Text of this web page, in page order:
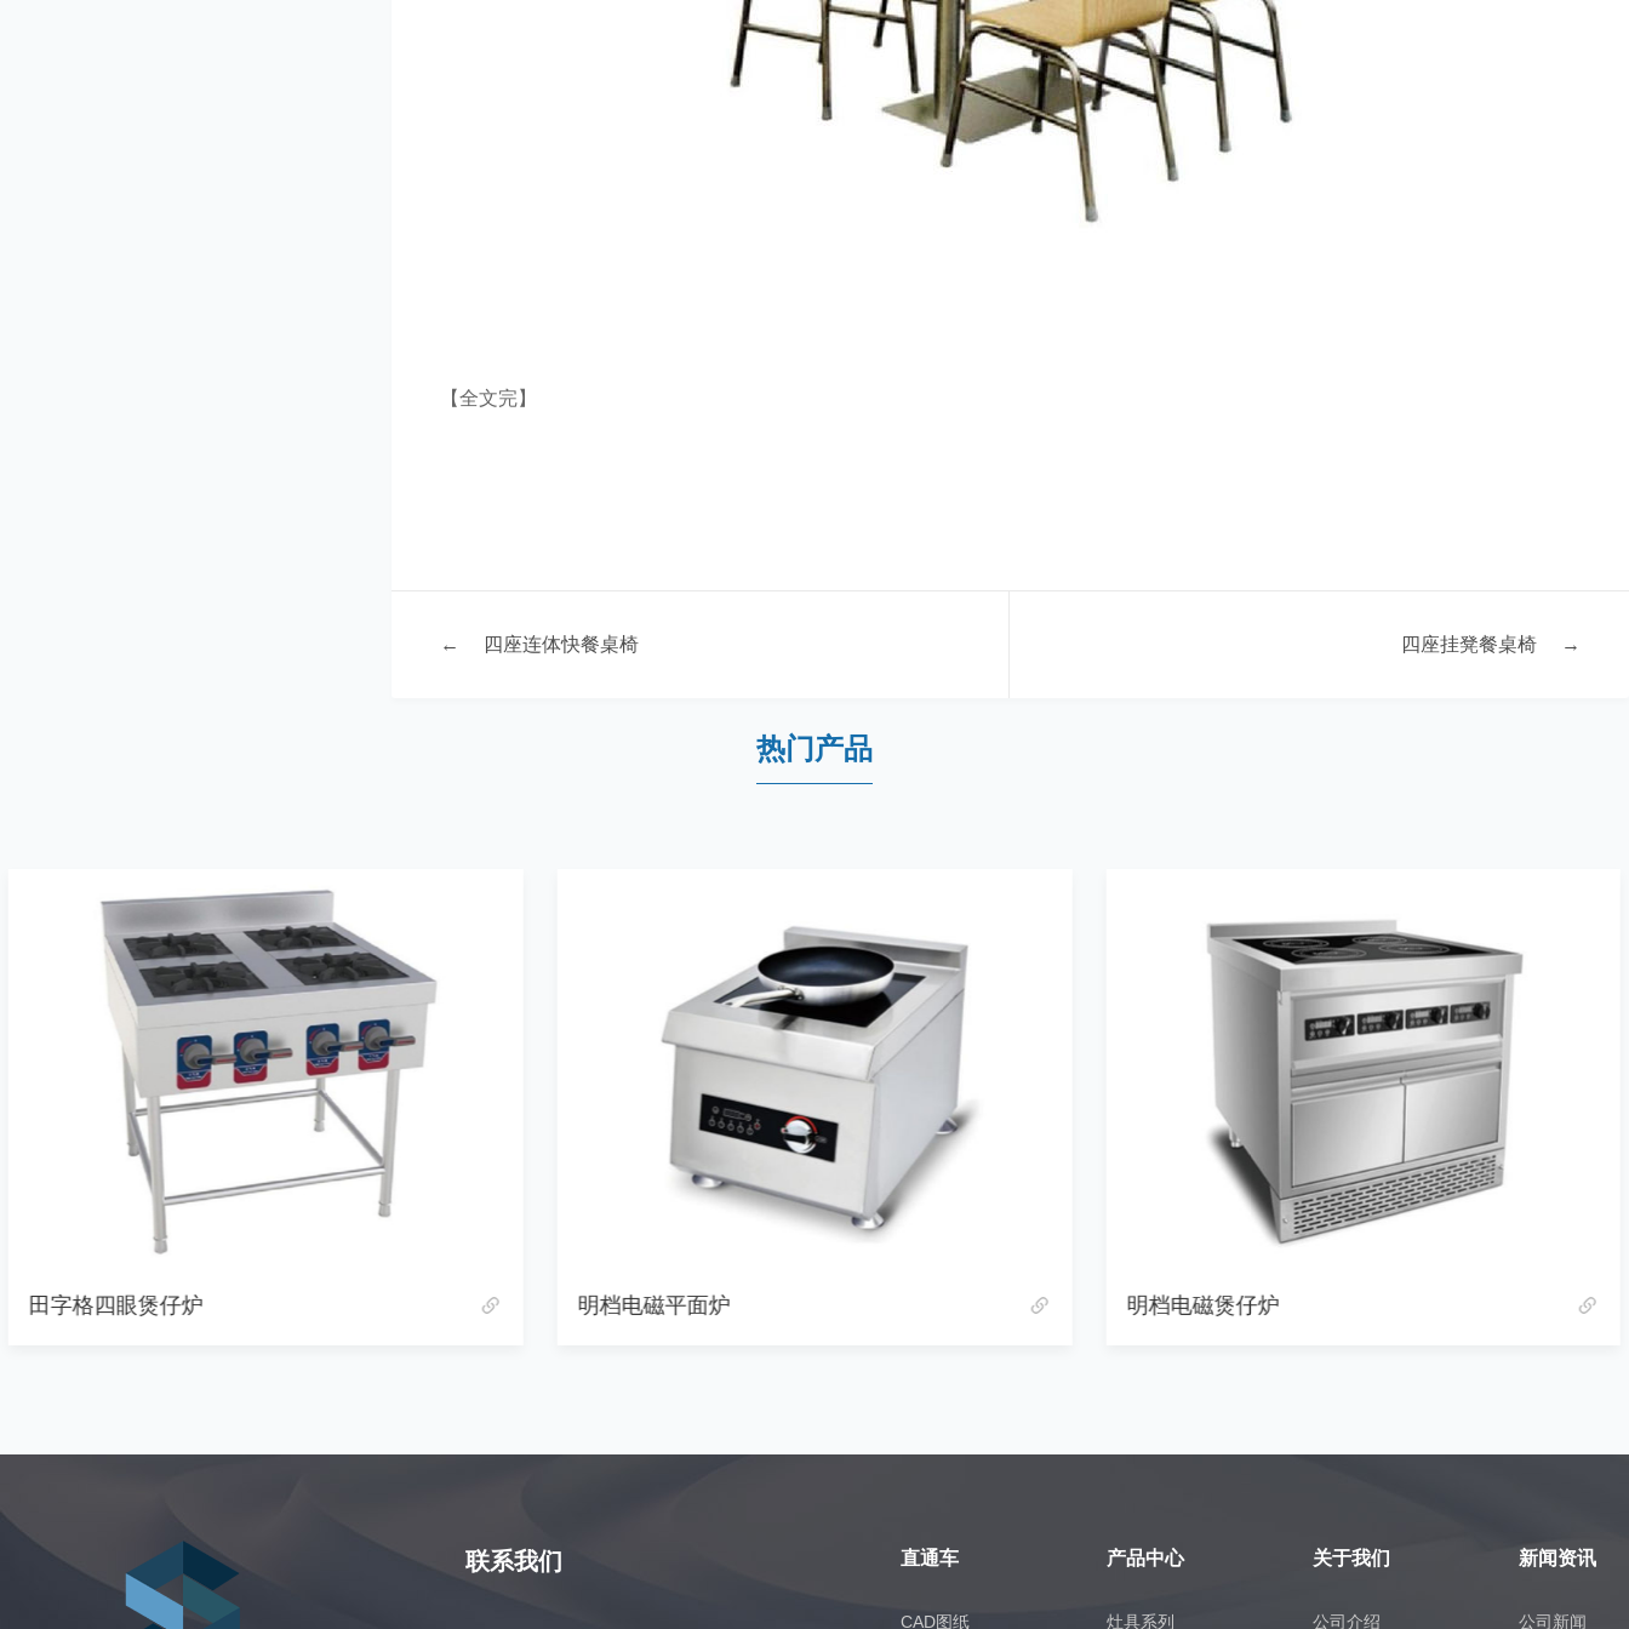
【全文完】
← 四座连体快餐桌椅 四座挂凳餐桌椅 →
热门产品
田字格四眼煲仔炉 明档电磁平面炉 明档电磁煲仔炉
联系我们 直通车
CAD图纸
产品中心
灶具系列
关于我们
公司介绍
新闻资讯
公司新闻